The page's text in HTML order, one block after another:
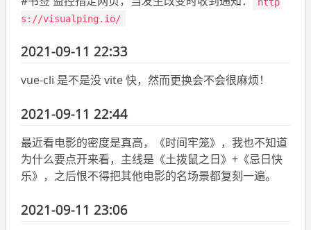
s://visualping.io/
2021-09-11 22:33
vue-cli 是不是没 vite 快，然而更换会不会很麻烦！
2021-09-11 22:44
最近看电影的密度是真高，《时间牢笼》，我也不知道
为什么要点开来看，主线是《土拨鼠之日》+《忌日快
乐》，之后恨不得把其他电影的名场景都复刻一遍。
2021-09-11 23:06